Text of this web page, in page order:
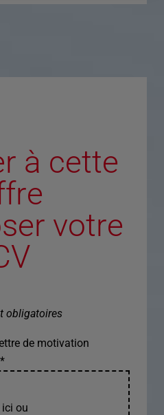
à cette
votre
obligatoires
de motivation
*
ou